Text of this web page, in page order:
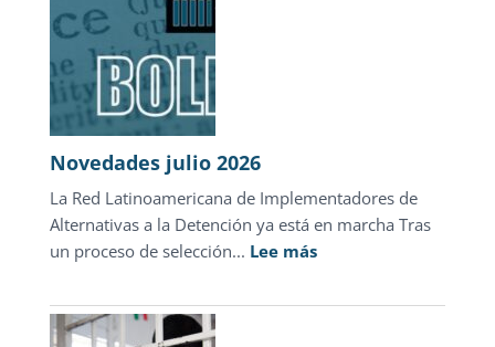
Novedades julio 2026
La Red Latinoamericana de Implementadores de
Alternativas a la Detención ya está en marcha Tras
un proceso de selección... Lee más:
julio